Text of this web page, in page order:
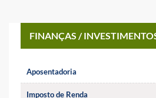
FINANÇAS /
Aposentadoria
Imposto de Renda